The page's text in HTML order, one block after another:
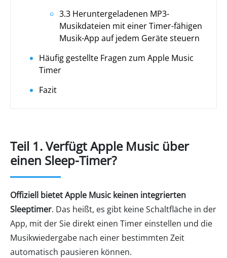
3.3 Heruntergeladenen MP3-
Musikdateien mit einer Timer-fähigen
Musik-App auf jedem Geräte steuern
Häufig gestellte Fragen zum Apple Music
Timer
Fazit
Teil 1. Verfügt Apple Music über
einen Sleep-Timer?
Offiziell bietet Apple Music keinen integrierten
Sleeptimer. Das heißt, es gibt keine Schaltfläche in der
App, mit der Sie direkt einen Timer einstellen und die
Musikwiedergabe nach einer bestimmten Zeit
automatisch pausieren können.